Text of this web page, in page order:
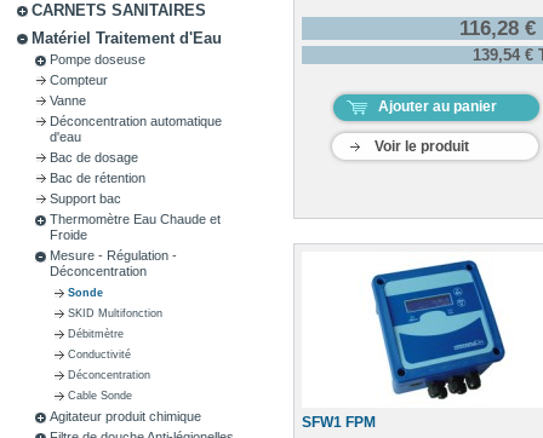
CARNETS SANITAIRES
Matériel Traitement d'Eau
Pompe doseuse
Compteur
Vanne
Déconcentration automatique
d'eau
Bac de dosage
Bac de rétention
Support bac
Thermomètre Eau Chaude et
Froide
Mesure - Régulation -
Déconcentration
Sonde
SKID Multifonction
Débitmètre
Conductivité
Déconcentration
Cable Sonde
Agitateur produit chimique
116,28 €
139,54 €
Ajouter au panier
Voir le produit
SFW1 FPM